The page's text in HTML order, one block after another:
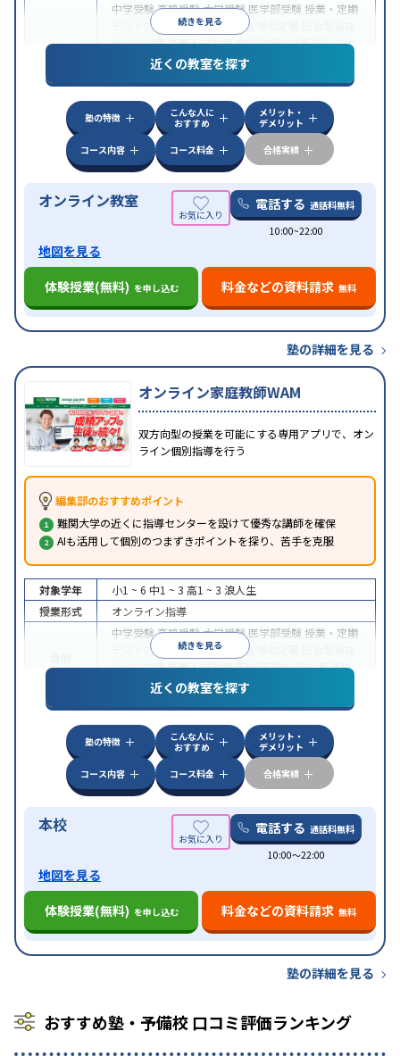
続きを見る
中学受験高校受験大学受験 医学部受験 授業・定期
テスト対策
内申点対策 学習習慣の定着
(旧AO)対策推薦入試対策学校別特化対策国公立大
私大対策共通テスト対策
英語・英会話特化
特徴
中高一貫校生に対応授業の振替可能 不登校生に対
オンライン対応 1科目から受講可能季節講習の
みの受講可
自習室あり
近くの教室を探す
塾の特徴
こんな人に
おすすめ
メリット・
デメリット
コース内容
コース料金 合格実績
オンライン教室 電話する 通話料無料
10:00~22:00
地図を見る
体験授業(無料) を申し込む 料金などの資料請求 無料
塾の詳細を見る
オンライン家庭教師WAM
双方向型の授業を可能にする専用アプリで、オン
ライン個別指導を行う
編集部のおすすめポイント
難関大学の近くに指導センターを設けて優秀な講師を確保
AIも活用して個別のつまずきポイントを探り、苦手を克服
続きを見る
対象学年 小1 ~ 6 中1 ~ 3 高1 ~ 3 浪人生
授業形式
オンライン指導
中学受験高校受験大学受験 医学部受験 授業・定期
テスト対策
内申点対策 学習習慣の定着
(旧AO)対策推薦入試対策英検(英語検定)対策漢検
(漢字検定)対策
中高一貫校生に対応成績保証制度あり授業の振替
可能不登校生に対応学習にPC・タブレットを利用
オンライン対応1科目から受講可能
近くの教室を探す
塾の特徴
こんな人に
おすすめ
メリット・
デメリット
コース内容
コース料金 合格実績
本校 電話する 通話料無料
10:00〜22:00
地図を見る
体験授業(無料) を申し込む 料金などの資料請求 無料
塾の詳細を見る
おすすめ塾・予備校 口コミ評価ランキング